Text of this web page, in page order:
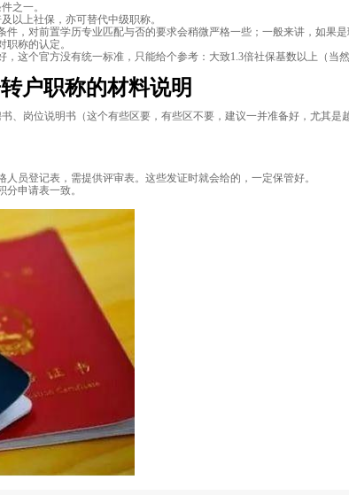
之一。
以上社保，亦可替代中级职称。
，对前置学历专业匹配与否的要求会稍微严格一些；一般来讲，如果
称的认定。
这个官方没有统一标准，只能给个参考：大致1.3倍社保基数以上（当
户职称的材料说明
、岗位说明书（这个有些区要，有些区不要，建议一并准备好，尤其是
员登记表，需提供评审表。这些发证时就会给的，一定保管好。
申请表一致。